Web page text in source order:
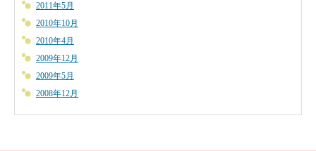
2011年5月
2010年10月
2010年4月
2009年12月
2009年5月
2008年12月